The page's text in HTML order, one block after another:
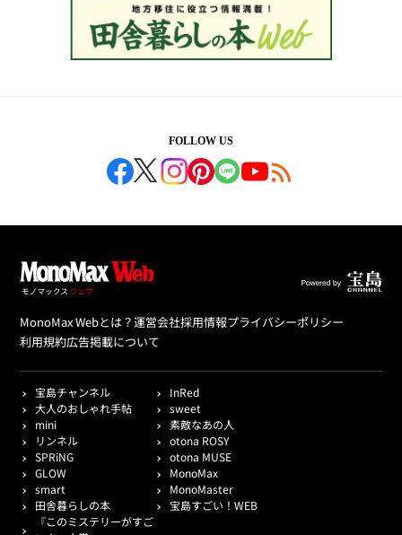
FOLLOW US
MonoMax Webとは？運営会社採用情報プライバシーポリシー
利用規約広告掲載について
宝島チャンネル
InRed
大人のおしゃれ手帖
sweet
mini
素敵なあの人
リンネル
otona ROSY
SPRiNG
otona MUSE
GLOW
MonoMax
smart
MonoMaster
田舎暮らしの本
宝島すごい！WEB
『このミステリーがすご